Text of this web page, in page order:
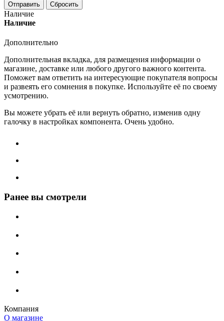
Сбросить
Наличие
Наличие
Дополнительно
Дополнительная вкладка, для размещения информации о
магазине, доставке или любого другого важного контента.
Поможет вам ответить на интересующие покупателя вопросы
и развеять его сомнения в покупке. Используйте её по своему
усмотрению.
Вы можете убрать её или вернуть обратно, изменив одну
галочку в настройках компонента. Очень удобно.
Ранее вы смотрели
Компания
О магазине